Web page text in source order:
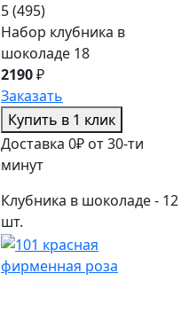
5(495)
Набор клубника в
шоколаде 18
2190₽
Заказать
Купить в 1 клик
Доставка 0₽ от 30-ти
минут
Клубника в шоколаде - 12
шт.